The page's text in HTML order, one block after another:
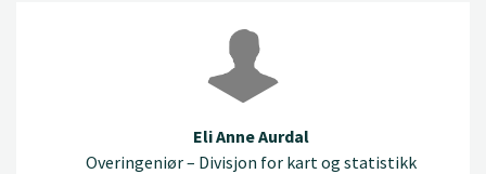
Eli Anne Aurdal
Overingeniør – Divisjon for kart og statistikk